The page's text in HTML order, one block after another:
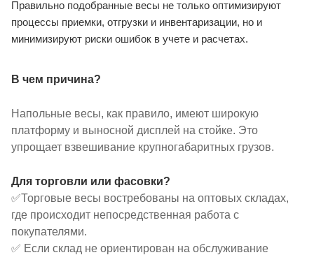
Правильно подобранные весы не только оптимизируют
процессы приемки, отгрузки и инвентаризации, но и
минимизируют риски ошибок в учете и расчетах.
В чем причина?
Напольные весы, как правило, имеют широкую
платформу и выносной дисплей на стойке. Это
упрощает взвешивание крупногабаритных грузов.
Для торговли или фасовки?
✅Торговые весы востребованы на оптовых складах,
где происходит непосредственная работа с
покупателями.
✅ Если склад не ориентирован на обслуживание